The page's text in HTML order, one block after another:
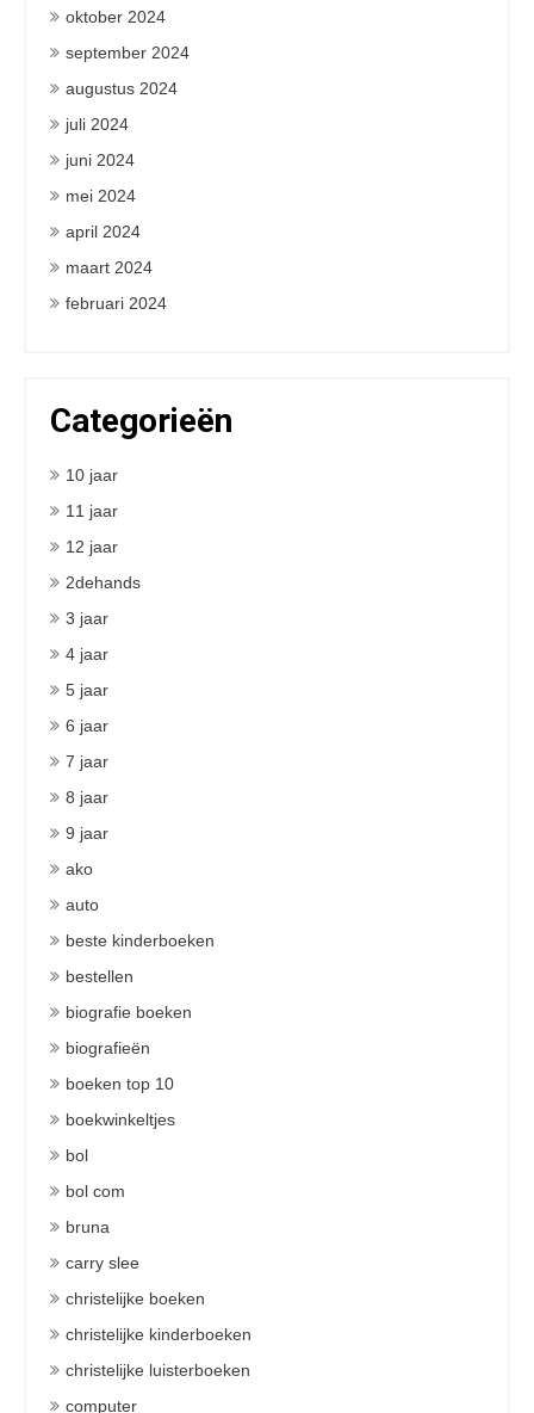
oktober 2024
september 2024
augustus 2024
juli 2024
juni 2024
mei 2024
april 2024
maart 2024
februari 2024
Categorieën
10 jaar
11 jaar
12 jaar
2dehands
3 jaar
4 jaar
5 jaar
6 jaar
7 jaar
8 jaar
9 jaar
ako
auto
beste kinderboeken
bestellen
biografie boeken
biografieën
boeken top 10
boekwinkeltjes
bol
bol com
bruna
carry slee
christelijke boeken
christelijke kinderboeken
christelijke luisterboeken
computer